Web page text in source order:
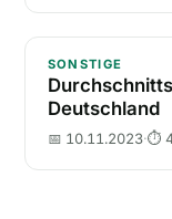
SONSTIGE
Deutschland
📅 10.11.2023·⏱